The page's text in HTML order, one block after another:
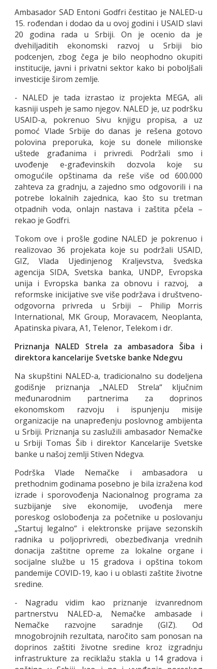
Ambasador SAD Entoni Godfri čestitao je NALED-u
15. rođendan i dodao da u ovoj godini i USAID slavi
20 godina rada u Srbiji. On je ocenio da je
dvehiljaditih ekonomski razvoj u Srbiji bio
podcenjen, zbog čega je bilo neophodno okupiti
institucije, javni i privatni sektor kako bi poboljšali
investicije širom zemlje.
- NALED je tada izrastao iz projekta MEGA, ali
kasniji uspeh je samo njegov. NALED je, uz podršku
USAID-a, pokrenuo Sivu knjigu propisa, a uz
pomoć Vlade Srbije do danas je rešena gotovo
polovina preporuka, koje su donele milionske
uštede građanima i privredi. Podržali smo i
uvođenje e-građevinskih dozvola koje su
omogućile opštinama da reše više od 600.000
zahteva za gradnju, a zajedno smo odgovorili i na
potrebe lokalnih zajednica, kao što su tretman
otpadnih voda, onlajn nastava i zaštita pčela –
rekao je Godfri.
Tokom ove i prošle godine NALED je pokrenuo i
realizovao 36 projekata koje su podržali USAID,
GIZ, Vlada Ujedinjenog Kraljevstva, švedska
agencija SIDA, Svetska banka, UNDP, Evropska
unija i Evropska banka za obnovu i razvoj, a
reformske inicijative sve više podržava i društveno-
odgovorna privreda u Srbiji – Philip Morris
International, MK Group, Moravacem, Neoplanta,
Apatinska pivara, A1, Telenor, Telekom i dr.
Priznanja NALED Strela za ambasadora Šiba i
direktora kancelarije Svetske banke Ndegvu
Na skupštini NALED-a, tradicionalno su dodeljena
godišnje priznanja „NALED Strela“ ključnim
međunarodnim partnerima za doprinos
ekonomskom razvoju i ispunjenju misije
organizacije na unapređenju poslovnog ambijenta
u Srbiji. Priznanja su zaslužili ambasador Nemačke
u Srbiji Tomas Šib i direktor Kancelarije Svetske
banke u našoj zemlji Stiven Ndegva.
Podrška Vlade Nemačke i ambasadora u
prethodnim godinama posebno je bila izražena kod
izrade i sporovođenja Nacionalnog programa za
suzbijanje sive ekonomije, uvođenja mere
poreskog oslobođenja za početnike u poslovanju
„Startuj legalno“ i elektronske prijave sezonskih
radnika u poljoprivredi, obezbeđivanja vrednih
donacija zaštitne opreme za lokalne organe i
socijalne službe u 15 gradova i opština tokom
pandemije COVID-19, kao i u oblasti zaštite životne
sredine.
- Nagradu vidim kao priznanje izvanrednom
partnerstvu NALED-a, Nemačke ambasade i
Nemačke razvojne saradnje (GIZ). Od
mnogobrojnih rezultata, naročito sam ponosan na
doprinos zaštiti životne sredine kroz izgradnju
infrastrukture za reciklažu stakla u 14 gradova i